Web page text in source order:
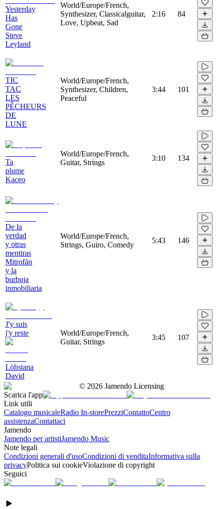
Yesterday
Has
Gone
Steve
Leyland
World/Europe/French,
Synthesizer, Classicalguitar,
Love, Upbeat, Sad
2:16 84
TIC
TAC
LES
PÊCHEURS
DE
LUNE
World/Europe/French,
Synthesizer, Children,
Peaceful
3:44 101
Ta
plume
Kaceo
World/Europe/French,
Guitar, Strings
3:10 134
De la
verdad
y otras
mentiras
Mitrofán
y la
burbuja
inmobiliaria
World/Europe/French,
Strings, Guiro, Comedy
5:43 146
J'y suis
j'y reste
Löhstana
David
World/Europe/French,
Guitar, Strings
3:45 107
© 2026 Jamendo Licensing
Scarica l'app
Link utili
Catalogo musicaleRadio In-storePrezziContattoCentro
assistenzaContattaci
Jamendo
Jamendo per artistiJamendo Music
Note legali
Condizioni generali d'usoCondizioni di venditaInformativa sulla
privacyPolitica sui cookieViolazione di copyright
Seguici